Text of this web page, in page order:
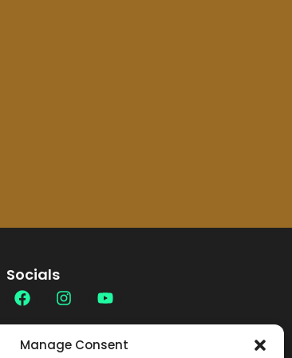
Manage Consent
Socials
Contatti